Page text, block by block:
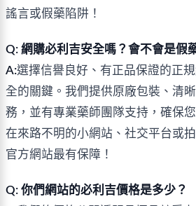
謠言或假藥陷阱！
Q: 網購必利吉安全嗎？會不會是假
A:選擇信譽良好、有正品保證的正
全的關鍵。我們提供原廠包裝、清
務，並有專業藥師團隊支持，確保
在來路不明的小網站、社交平台或
官方網站最有保障！
Q: 你們網站的必利吉價格是多少？